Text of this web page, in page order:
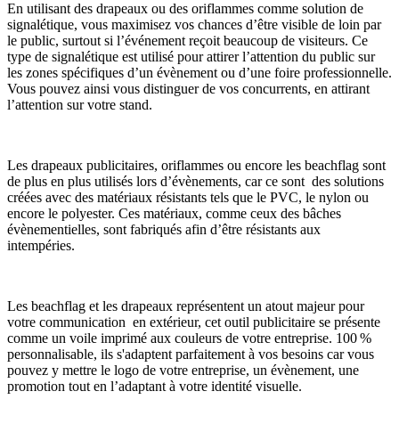
En utilisant des drapeaux ou des oriflammes comme solution de
signalétique, vous maximisez vos chances d’être visible de loin par
le public, surtout si l’événement reçoit beaucoup de visiteurs. Ce
type de signalétique est utilisé pour attirer l’attention du public sur
les zones spécifiques d’un évènement ou d’une foire professionnelle.
Vous pouvez ainsi vous distinguer de vos concurrents, en attirant
l’attention sur votre stand.
Les drapeaux publicitaires, oriflammes ou encore les beachflag sont
de plus en plus utilisés lors d’évènements, car ce sont des solutions
créées avec des matériaux résistants tels que le PVC, le nylon ou
encore le polyester. Ces matériaux, comme ceux des bâches
évènementielles, sont fabriqués afin d’être résistants aux
intempéries.
Les beachflag et les drapeaux représentent un atout majeur pour
votre communication en extérieur, cet outil publicitaire se présente
comme un voile imprimé aux couleurs de votre entreprise. 100 %
personnalisable, ils s'adaptent parfaitement à vos besoins car vous
pouvez y mettre le logo de votre entreprise, un évènement, une
promotion tout en l’adaptant à votre identité visuelle.